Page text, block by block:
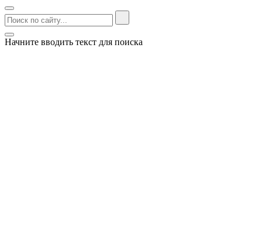
Начните вводить текст для поиска